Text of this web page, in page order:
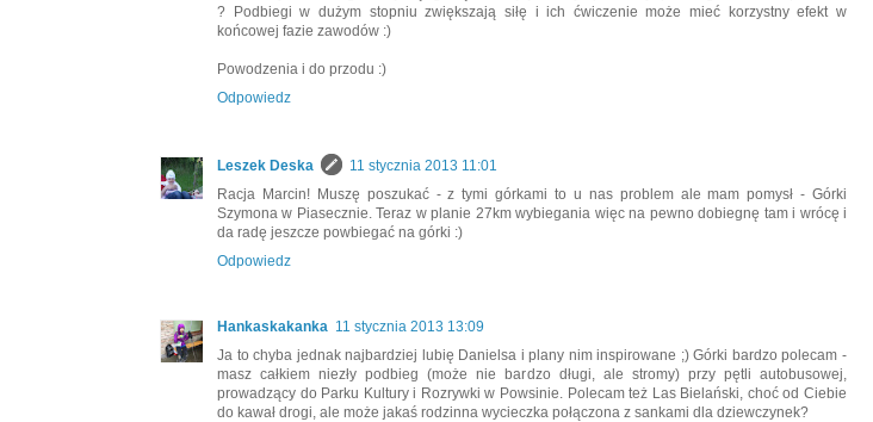
? Podbiegi w dużym stopniu zwiększają siłę i ich ćwiczenie może mieć korzystny efekt w
końcowej fazie zawodów :)
Powodzenia i do przodu :)
Odpowiedz
Leszek Deska
11 stycznia 2013 11:01
Racja Marcin! Muszę poszukać - z tymi górkami to u nas problem ale mam pomysł - Górki
Szymona w Piasecznie. Teraz w planie 27km wybiegania więc na pewno dobiegnę tam i wrócę i
da radę jeszcze powbiegać na górki :)
Odpowiedz
Hankaskakanka 11 stycznia 2013 13:09
Ja to chyba jednak najbardziej lubię Danielsa i plany nim inspirowane ;) Górki bardzo polecam -
masz całkiem niezły podbieg (może nie bardzo długi, ale stromy) przy pętli autobusowej,
prowadzący do Parku Kultury i Rozrywki w Powsinie. Polecam też Las Bielański, choć od Ciebie
do kawał drogi, ale może jakaś rodzinna wycieczka połączona z sankami dla dziewczynek?